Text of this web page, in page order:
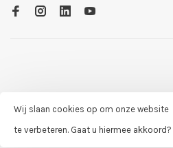
© Copyright 2026 Ambiorix Official Shop
Wij slaan cookies op om onze website
te verbeteren. Gaat u hiermee akkoord?